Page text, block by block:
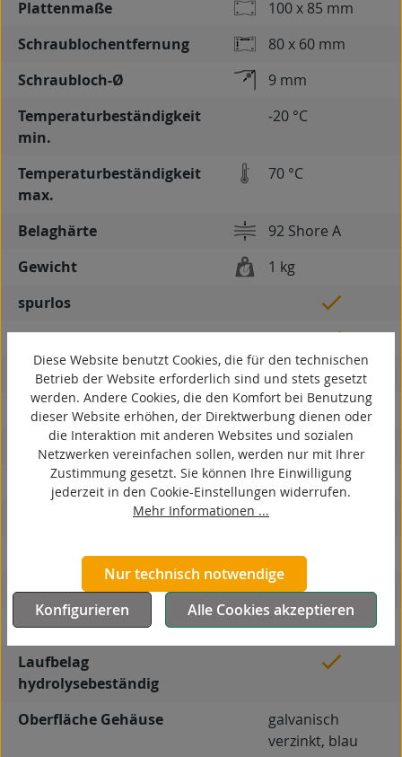
Plattenmaße
100 x 85 mm
Schraublochentfernung
80 x 60 mm
Schraubloch-Ø
9 mm
Temperaturbeständigkeit
min.
-20 °C
Temperaturbeständigkeit
max.
70 °C
Belaghärte
92 Shore A
Gewicht
1 kg
spurlos
kontaktverfärbungsfrei
antistatisch
ESD
elektrisch leitfähig
korrosionsbeständig
autoklaventauglich
Produkttyp
Bockrolle
Material Gehäuse
Stahlblech
Laufbelag
hydrolysebeständig
Oberfläche Gehäuse
galvanisch
verzinkt, blau
Diese Website benutzt Cookies, die für den technischen
Betrieb der Website erforderlich sind und stets gesetzt
werden. Andere Cookies, die den Komfort bei Benutzung
dieser Website erhöhen, der Direktwerbung dienen oder
die Interaktion mit anderen Websites und sozialen
Netzwerken vereinfachen sollen, werden nur mit Ihrer
Zustimmung gesetzt. Sie können Ihre Einwilligung
jederzeit in den Cookie-Einstellungen widerrufen.
Mehr Informationen ...
Nur technisch notwendige
Konfigurieren
Alle Cookies akzeptieren